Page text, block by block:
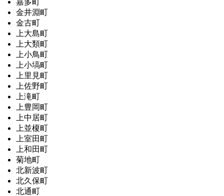
嘉多町
金井淵町
金古町
上大島町
上大類町
上小鳥町
上小塙町
上里見町
上佐野町
上滝町
上豊岡町
上中居町
上並榎町
上室田町
上和田町
菊地町
北新波町
北久保町
北通町